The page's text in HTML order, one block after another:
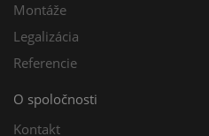
Montáže
Legalizácia
Referencie
O spoločnosti
Kontakt